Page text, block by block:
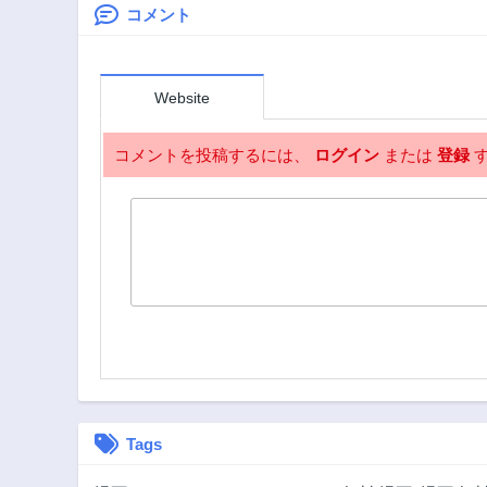
コメント
Website
コメントを投稿するには、 ログイン または 登録
Tags